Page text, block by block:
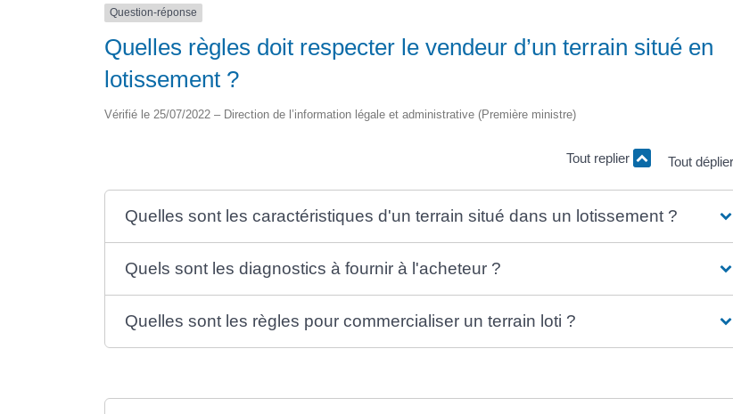
Question-réponse
Quelles règles doit respecter le vendeur d’un terrain situé en
lotissement ?
Vérifié le 25/07/2022 – Direction de l’information légale et administrative (Première ministre)
Tout replier
Tout déplier
Quelles sont les caractéristiques d'un terrain situé dans un lotissement ?
Quels sont les diagnostics à fournir à l'acheteur ?
Quelles sont les règles pour commercialiser un terrain loti ?